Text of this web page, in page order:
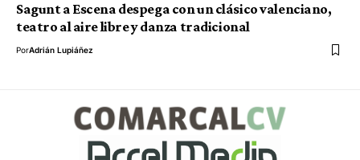
Sagunt a Escena despega con un clásico valenciano,
teatro al aire libre y danza tradicional
PorAdrián Lupiáñez